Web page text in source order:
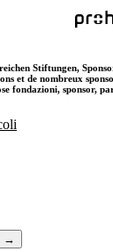
Stiftungen,
et de nombreux
fondazioni, sponsor,